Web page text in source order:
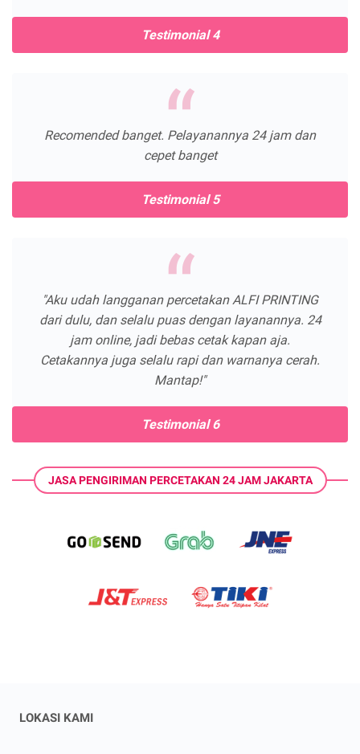
Testimonial 4
Recomended banget. Pelayanannya 24 jam dan
cepet banget
Testimonial 5
"Aku udah langganan percetakan ALFI PRINTING
dari dulu, dan selalu puas dengan layanannya. 24
jam online, jadi bebas cetak kapan aja.
Cetakannya juga selalu rapi dan warnanya cerah.
Mantap!"
Testimonial 6
JASA PENGIRIMAN PERCETAKAN 24 JAM JAKARTA
LOKASI KAMI